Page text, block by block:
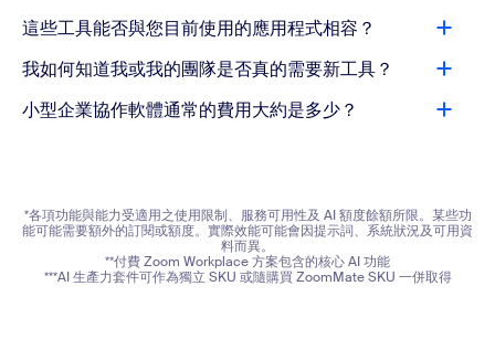
這些工具能否與您目前使用的應用程式相容？
我如何知道我或我的團隊是否真的需要新工具？
小型企業協作軟體通常的費用大約是多少？
*各項功能與能力受適用之使用限制、服務可用性及 AI 額度餘額所限。某些功
能可能需要額外的訂閱或額度。實際效能可能會因提示詞、系統狀況及可用資
料而異。
**付費 Zoom Workplace 方案包含的核心 AI 功能
***AI 生產力套件可作為獨立 SKU 或隨購買 ZoomMate SKU 一併取得